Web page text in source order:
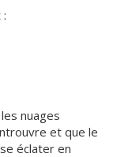
nuages
et que le
éclater en